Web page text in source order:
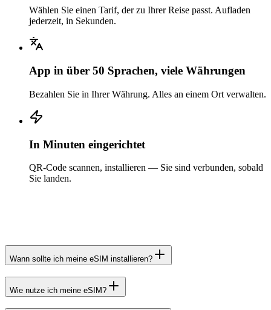
Wählen Sie einen Tarif, der zu Ihrer Reise passt. Aufladen
jederzeit, in Sekunden.
App in über 50 Sprachen, viele Währungen
Bezahlen Sie in Ihrer Währung. Alles an einem Ort verwalten.
In Minuten eingerichtet
QR-Code scannen, installieren — Sie sind verbunden, sobald
Sie landen.
Wann sollte ich meine eSIM installieren?
Wie nutze ich meine eSIM?